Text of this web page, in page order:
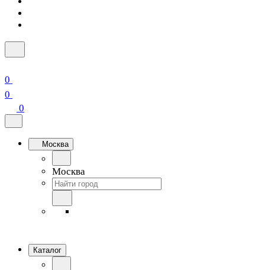
0
0
0
Москва
Москва
Каталог